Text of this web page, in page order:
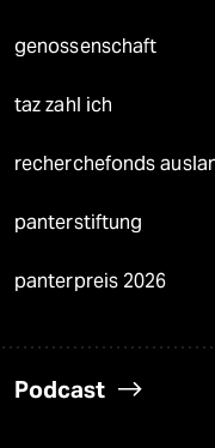
genossenschaft
taz zahl ich
recherchefonds
panterstiftung
panterpreis 2026
Podcast